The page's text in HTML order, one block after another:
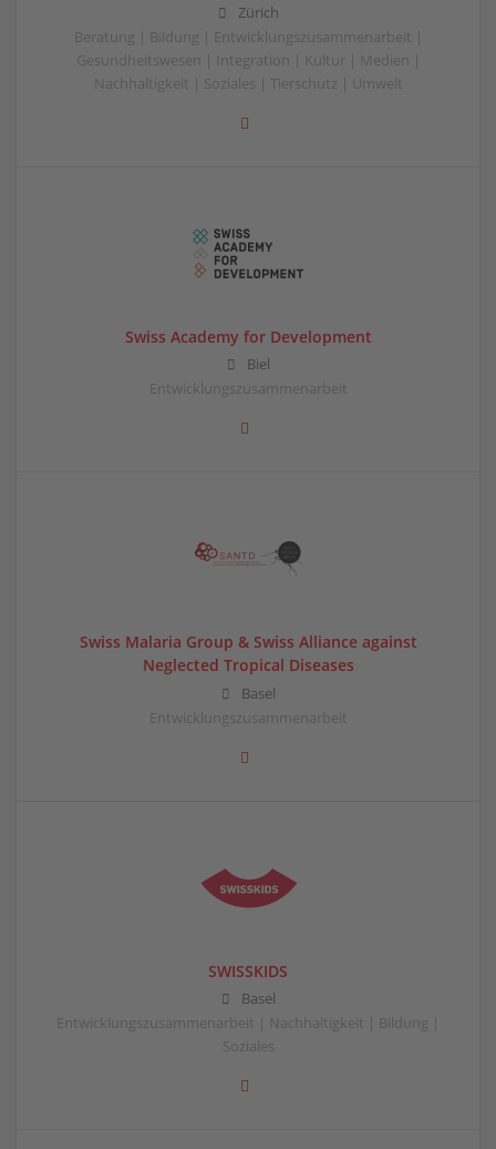
Zürich
Beratung | Bildung | Entwicklungszusammenarbeit |
Gesundheitswesen | Integration | Kultur | Medien |
Nachhaltigkeit | Soziales | Tierschutz | Umwelt
Swiss Academy for Development
Biel
Entwicklungszusammenarbeit
Swiss Malaria Group & Swiss Alliance against
Neglected Tropical Diseases
Basel
Entwicklungszusammenarbeit
SWISSKIDS
Basel
Entwicklungszusammenarbeit | Nachhaltigkeit | Bildung |
Soziales